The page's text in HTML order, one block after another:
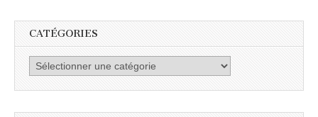
CATÉGORIES
Catégories